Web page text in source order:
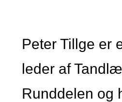
Peter Tillge er
leder af
Runddelen og